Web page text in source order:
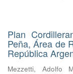
Plan
Peña, Área de
República
Mezzetti, Adolfo